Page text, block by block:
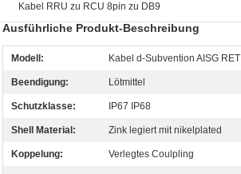
Kabel RRU zu RCU 8pin zu DB9
Ausführliche Produkt-Beschreibung
Modell: Kabel d-Subvention AISG RET
Beendigung: Lötmittel
Schutzklasse: IP67 IP68
Shell Material: Zink legiert mit nikelplated
Koppelung: Verlegtes Coulpling